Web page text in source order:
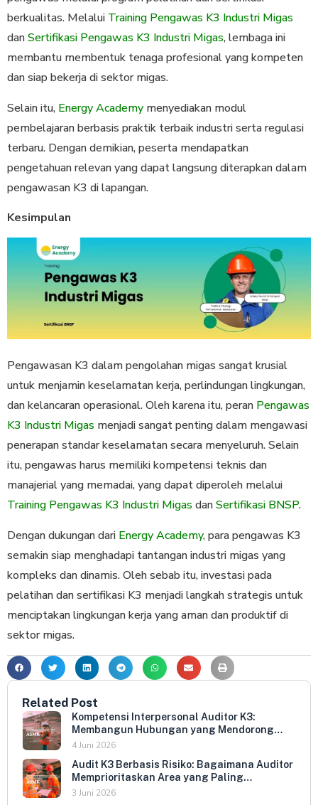
berkualitas. Melalui Training Pengawas K3 Industri Migas
danSertifikasi Pengawas K3 Industri Migas, lembaga ini
membantu membentuk tenaga profesional yang kompeten
dan siap bekerja di sektor migas.
Selain itu, Energy Academy menyediakan modul
pembelajaran berbasis praktik terbaik industri serta regulasi
terbaru. Dengan demikian, peserta mendapatkan
pengetahuan relevan yang dapat langsung diterapkan dalam
pengawasan K3 di lapangan.
Kesimpulan
Pengawasan K3 dalam pengolahan migas sangat krusial
untuk menjamin keselamatan kerja, perlindungan lingkungan,
dan kelancaran operasional. Oleh karena itu, peran Pengawas
K3 Industri Migas menjadi sangat penting dalam mengawasi
penerapan standar keselamatan secara menyeluruh. Selain
itu, pengawas harus memiliki kompetensi teknis dan
manajerial yang memadai, yang dapat diperoleh melalui
Training Pengawas K3 Industri Migas danSertifikasi BNSP.
Dengan dukungan dari Energy Academy, para pengawas K3
semakin siap menghadapi tantangan industri migas yang
kompleks dan dinamis. Oleh sebab itu, investasi pada
pelatihan dan sertifikasi K3 menjadi langkah strategis untuk
menciptakan lingkungan kerja yang aman dan produktif di
sektor migas.
Related Post
Kompetensi Interpersonal Auditor K3:
Membangun Hubungan yang Mendorong
Keterbukaan dan Kepatuhan Sukarela
4 Juni 2026
Audit K3 Berbasis Risiko: Bagaimana Auditor
Memprioritaskan Area yang Paling
Menentukan Kepatuhan Perusahaan
3 Juni 2026